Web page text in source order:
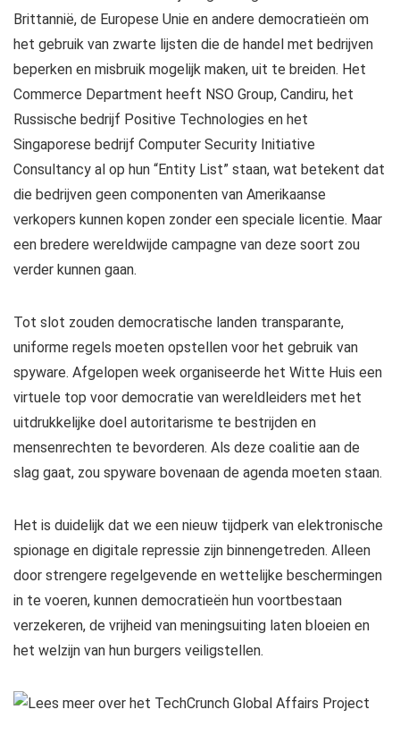
Brittannië, de Europese Unie en andere democratieën om
het gebruik van zwarte lijsten die de handel met bedrijven
beperken en misbruik mogelijk maken, uit te breiden. Het
Commerce Department heeft NSO Group, Candiru, het
Russische bedrijf Positive Technologies en het
Singaporese bedrijf Computer Security Initiative
Consultancy al op hun “Entity List” staan, wat betekent dat
die bedrijven geen componenten van Amerikaanse
verkopers kunnen kopen zonder een speciale licentie. Maar
een bredere wereldwijde campagne van deze soort zou
verder kunnen gaan.
Tot slot zouden democratische landen transparante,
uniforme regels moeten opstellen voor het gebruik van
spyware. Afgelopen week organiseerde het Witte Huis een
virtuele top voor democratie van wereldleiders met het
uitdrukkelijke doel autoritarisme te bestrijden en
mensenrechten te bevorderen. Als deze coalitie aan de
slag gaat, zou spyware bovenaan de agenda moeten staan.
Het is duidelijk dat we een nieuw tijdperk van elektronische
spionage en digitale repressie zijn binnengetreden. Alleen
door strengere regelgevende en wettelijke beschermingen
in te voeren, kunnen democratieën hun voortbestaan ​​
verzekeren, de vrijheid van meningsuiting laten bloeien en
het welzijn van hun burgers veiligstellen.